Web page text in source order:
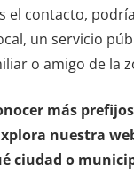
el contacto,
un servicio
ο amigo dе la
mа́s prefijos
nuestra
ciudad ο